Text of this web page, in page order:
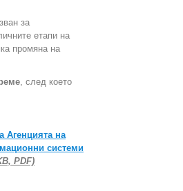
за
етапи на
промяна на
, след което
Агенцията на
системи
PDF)